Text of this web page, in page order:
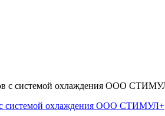
с системой охлаждения ООО СТИМУЛ+